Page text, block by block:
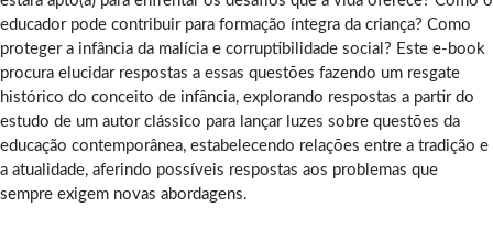
educador pode contribuir para formação íntegra da criança? Como
proteger a infância da malícia e corruptibilidade social? Este e-book
procura elucidar respostas a essas questões fazendo um resgate
histórico do conceito de infância, explorando respostas a partir do
estudo de um autor clássico para lançar luzes sobre questões da
educação contemporânea, estabelecendo relações entre a tradição e
a atualidade, aferindo possíveis respostas aos problemas que
sempre exigem novas abordagens.